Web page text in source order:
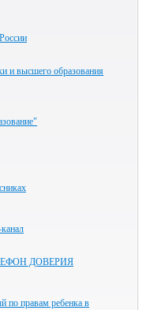
и высшего образования
ДОВЕРИЯ
по правам ребенка в